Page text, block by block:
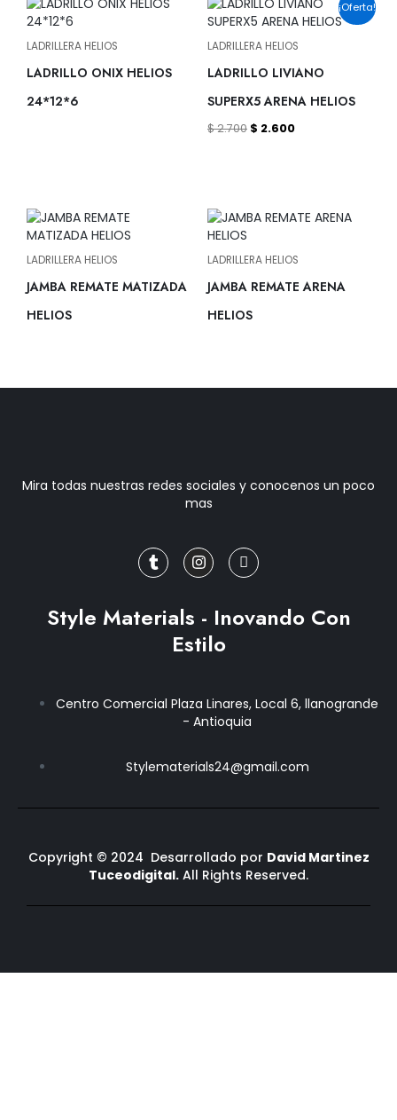
LADRILLERA HELIOS
LADRILLO ONIX HELIOS
24*12*6
¡Oferta!
LADRILLERA HELIOS
LADRILLO LIVIANO
SUPERX5 ARENA HELIOS
$2.700
precio
original
era:
$ 2.600
precio
actual
es:
LADRILLERA HELIOS
JAMBA REMATE MATIZADA
HELIOS
LADRILLERA HELIOS
JAMBA REMATE ARENA
HELIOS
Mira todas nuestras redes sociales y conocenos un poco
mas
m
b
s
t
r
a
m
i
-
c
e
-
f
Style Materials - Inovando Con
Estilo
Centro Comercial Plaza Linares, Local 6, llanogrande
- Antioquia
Stylematerials24@gmail.com
Copyright © 2024 Desarrollado por David Martinez
Tuceodigital. All Rights Reserved.